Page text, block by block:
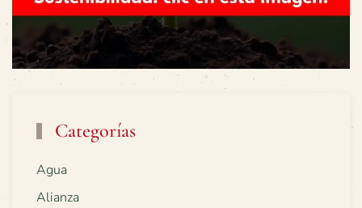
Categorías
Agua
Alianza